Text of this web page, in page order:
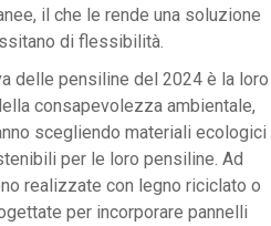
il che le rende una soluzione
di flessibilità.
delle pensiline del 2024 è la loro
consapevolezza ambientale,
scegliendo materiali ecologici
per le loro pensiline. Ad
realizzate con legno riciclato o
per incorporare pannelli